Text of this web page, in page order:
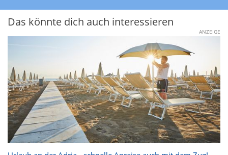
Das könnte dich auch interessieren
ANZEIGE